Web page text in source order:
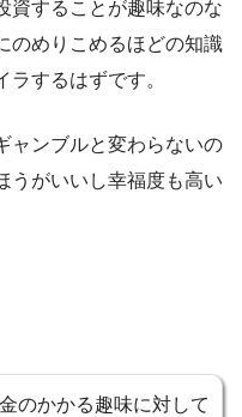
資することが趣味なのな
のめりこめるほどの知識
するはずです。
ャンブルと変わらないの
うがいいし幸福度も高い
のかかる趣味に対して